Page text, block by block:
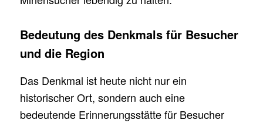
Bedeutung des Denkmals für Besucher
und die Region
Das Denkmal ist heute nicht nur ein
historischer Ort, sondern auch eine
bedeutende Erinnerungsstätte für Besucher